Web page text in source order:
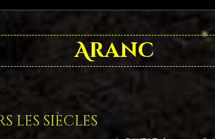
Aranc
les siècles